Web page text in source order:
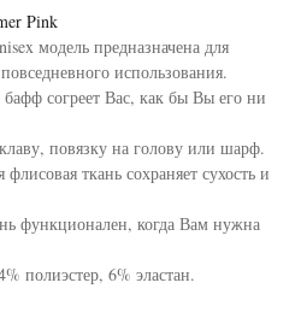
Pink
модель предназначена для
использования.
согреет Вас, как бы Вы его ни
повязку на голову или шарф.
ткань сохраняет сухость и
функционален, когда Вам нужна
полиэстер, 6% эластан.